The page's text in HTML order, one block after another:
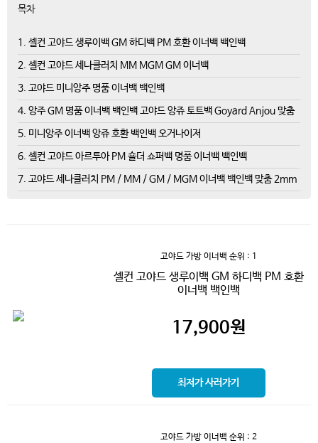
목차
1. 셀컨 고야드 생루이백 GM 하디백 PM 호환 이너백 백인백
2. 셀컨 고야드 세나클러치 MM MGM GM 이너백
3. 고야드 미니앙주 명품 이너백 백인백
4. 앙주 GM 명품 이너백 백인백 고야드 앙쥬 토트백 Goyard Anjou 맞춤
5. 미니앙주 이너백 앙쥬 호환 백인백 오거나이저
6. 셀컨 고야드 아르투아 PM 숄더 쇼퍼백 명품 이너백 백인백
7. 고야드 세나클러치 PM / MM / GM / MGM 이너백 백인백 맞춤 2mm
고야드 가방 이너백 순위 : 1
셀컨 고야드 생루이백 GM 하디백 PM 호환
이너백 백인백
17,900원
최저가 사러가기
고야드 가방 이너백 순위 : 2